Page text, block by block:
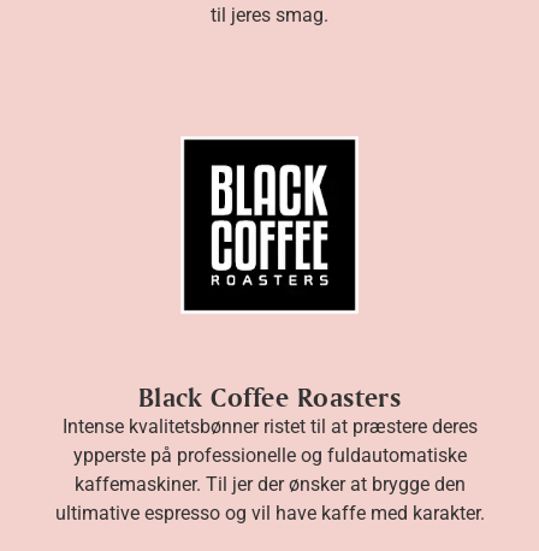
til jeres smag.
Black Coffee Roasters
Intense kvalitetsbønner ristet til at præstere deres
ypperste på professionelle og fuldautomatiske
kaffemaskiner. Til jer der ønsker at brygge den
ultimative espresso og vil have kaffe med karakter.